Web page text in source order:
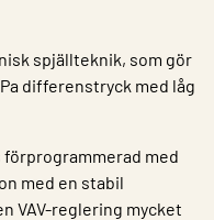
spjällteknik, som gör
differenstryck med låg
förprogrammerad med
med en stabil
VAV-reglering mycket